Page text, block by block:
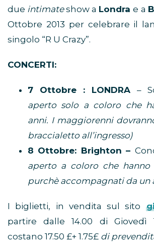
due intimateshow a Londrae a
Ottobre 2013 per celebrare il
singolo “R U Crazy”.
CONCERTI:
7 Ottobre : LONDRA –
aperto solo a coloro che
anni. I maggiorenni
braccialetto all’ingresso)
8 Ottobre: Brighton –
aperto a coloro che
purchè accompagnati da un
I biglietti, in vendita sul sito
partire dalle 14.00 di Giovedì
costano 17.50 £+ 1.75£ di